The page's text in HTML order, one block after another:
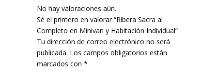
No hay valoraciones aún.
Sé el primero en valorar “Ribera Sacra al
Completo en Minivan y Habitación Individual”
Tu dirección de correo electrónico no será
publicada. Los campos obligatorios están
marcados con *